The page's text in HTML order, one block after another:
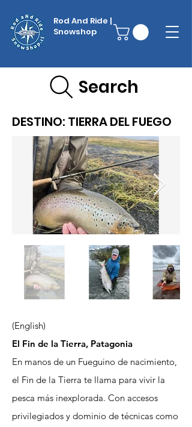
Rod And Ride |
Snowshop
Search
DESTINO: TIERRA DEL FUEGO
(English)
El Fin de la Tierra, Patagonia
En manos de un Fueguino de nacimiento,
el Fin de la Tierra te llama para vivir la
pesca más inexplorada. Con accesos
privilegiados y dominio de técnicas como